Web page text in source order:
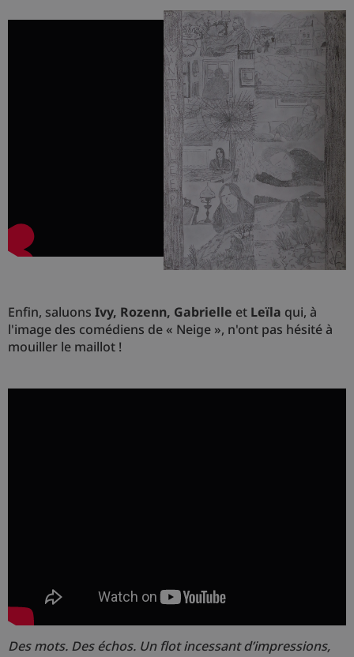
Enfin, saluons Ivy, Rozenn, Gabrielle et Leïla qui, à
l'image des comédiens de « Neige », n'ont pas hésité à
mouiller le maillot !
Des mots. Des échos. Un flot incessant d’impressions,